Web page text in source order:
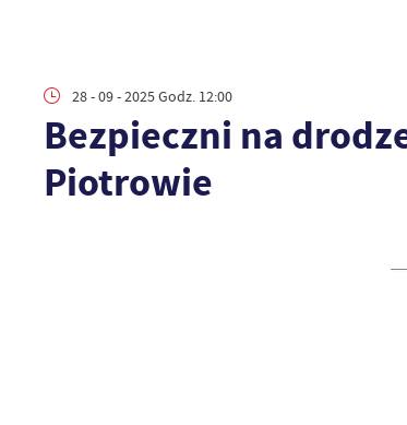
28 - 09 - 2025 Godz. 12:00
Bezpieczni na
Piotrowie